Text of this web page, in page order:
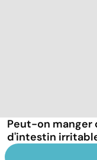
Peut-on manger
d'intestin